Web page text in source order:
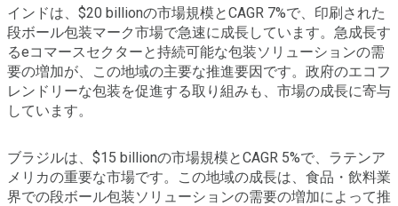
インドは、$20 billionの市場規模とCAGR 7%で、印刷された
段ボール包装マーク市場で急速に成長しています。急成長す
るeコマースセクターと持続可能な包装ソリューションの需
要の増加が、この地域の主要な推進要因です。政府のエコフ
レンドリーな包装を促進する取り組みも、市場の成長に寄与
しています。
ブラジルは、$15 billionの市場規模とCAGR 5%で、ラテンア
メリカの重要な市場です。この地域の成長は、食品・飲料業
界での段ボール包装ソリューションの需要の増加によって推